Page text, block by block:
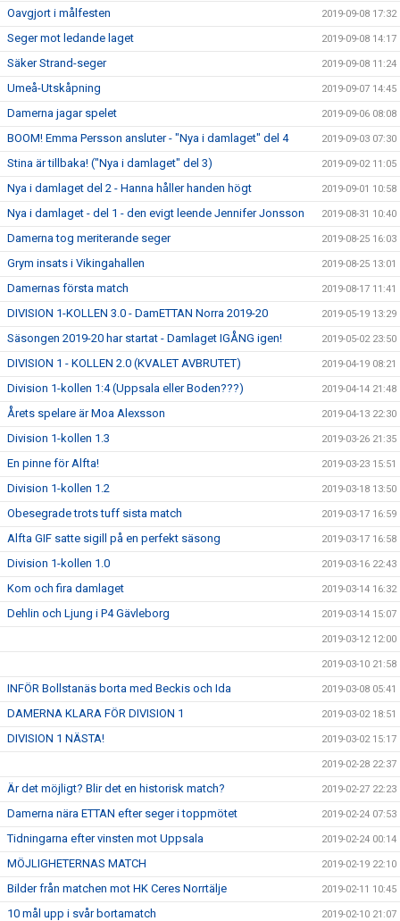
Oavgjort i målfesten 2019-09-08 17:32
Seger mot ledande laget 2019-09-08 14:17
Säker Strand-seger 2019-09-08 11:24
Umeå-Utskåpning 2019-09-07 14:45
Damerna jagar spelet 2019-09-06 08:08
BOOM! Emma Persson ansluter - "Nya i damlaget" del 4 2019-09-03 07:30
Stina är tillbaka! ("Nya i damlaget" del 3) 2019-09-02 11:05
Nya i damlaget del 2 - Hanna håller handen högt 2019-09-01 10:58
Nya i damlaget - del 1 - den evigt leende Jennifer Jonsson 2019-08-31 10:40
Damerna tog meriterande seger 2019-08-25 16:03
Grym insats i Vikingahallen 2019-08-25 13:01
Damernas första match 2019-08-17 11:41
DIVISION 1-KOLLEN 3.0 - DamETTAN Norra 2019-20 2019-05-19 13:29
Säsongen 2019-20 har startat - Damlaget IGÅNG igen! 2019-05-02 23:50
DIVISION 1 - KOLLEN 2.0 (KVALET AVBRUTET) 2019-04-19 08:21
Division 1-kollen 1:4 (Uppsala eller Boden???) 2019-04-14 21:48
Årets spelare är Moa Alexsson 2019-04-13 22:30
Division 1-kollen 1.3 2019-03-26 21:35
En pinne för Alfta! 2019-03-23 15:51
Division 1-kollen 1.2 2019-03-18 13:50
Obesegrade trots tuff sista match 2019-03-17 16:59
Alfta GIF satte sigill på en perfekt säsong 2019-03-17 16:58
Division 1-kollen 1.0 2019-03-16 22:43
Kom och fira damlaget 2019-03-14 16:32
Dehlin och Ljung i P4 Gävleborg 2019-03-14 15:07
2019-03-12 12:00
2019-03-10 21:58
INFÖR Bollstanäs borta med Beckis och Ida 2019-03-08 05:41
DAMERNA KLARA FÖR DIVISION 1 2019-03-02 18:51
DIVISION 1 NÄSTA! 2019-03-02 15:17
2019-02-28 22:37
Är det möjligt? Blir det en historisk match? 2019-02-27 22:23
Damerna nära ETTAN efter seger i toppmötet 2019-02-24 07:53
Tidningarna efter vinsten mot Uppsala 2019-02-24 00:14
MÖJLIGHETERNAS MATCH 2019-02-19 22:10
Bilder från matchen mot HK Ceres Norrtälje 2019-02-11 10:45
10 mål upp i svår bortamatch 2019-02-10 21:07